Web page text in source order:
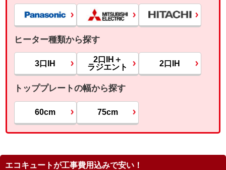
ヒーター種類から探す
3口IH
2口IH＋
ラジエント
2口IH
トッププレートの幅から探す
60cm 75cm
エコキュートが工事費用込みで安い！